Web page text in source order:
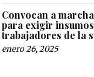
Convocan a
para exigir
trabajadores de la
enero 26, 2025